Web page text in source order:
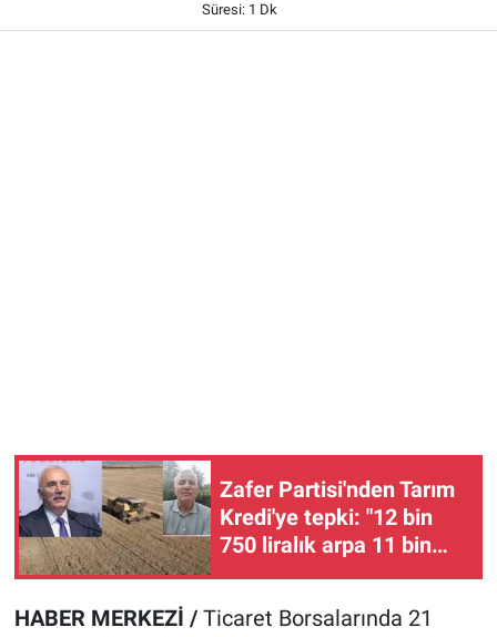
Süresi: 1 Dk
Zafer Partisi'nden Tarım
Kredi'ye tepki: "12 bin
750 liralık arpa 11 bin
500 liraya isteniyor"
HABER MERKEZİ / Ticaret Borsalarında 21
Tahıllar ve Baklagiller